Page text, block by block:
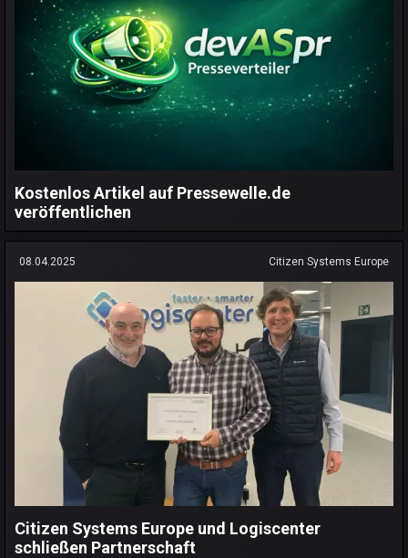
Kostenlos Artikel auf Pressewelle.de
veröffentlichen
08.04.2025 Citizen Systems Europe
Citizen Systems Europe und Logiscenter
schließen Partnerschaft